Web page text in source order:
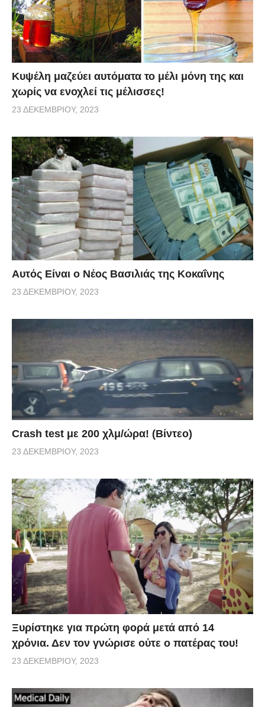
Κυψέλη μαζεύει αυτόματα το μέλι μόνη της και
χωρίς να ενοχλεί τις μέλισσες!
23 ΔΕΚΕΜΒΡΊΟΥ, 2023
Αυτός Είναι ο Νέος Βασιλιάς της Κοκαΐνης
23 ΔΕΚΕΜΒΡΊΟΥ, 2023
Crash test με 200 χλμ/ώρα! (Βίντεο)
23 ΔΕΚΕΜΒΡΊΟΥ, 2023
Ξυρίστηκε για πρώτη φορά μετά από 14
χρόνια. Δεν τον γνώρισε ούτε ο πατέρας του!
23 ΔΕΚΕΜΒΡΊΟΥ, 2023